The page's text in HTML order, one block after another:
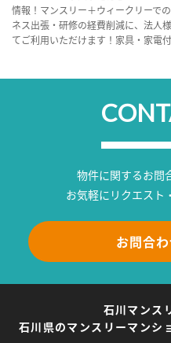
情報！マンスリー＋ウィークリーで
ネス出張・研修の経費削減に、法人
てご利用いただけます！家具・家電
物件に関するお問
お気軽にリクエスト
お問合
石川マンス
石川県のマンスリーマンシ